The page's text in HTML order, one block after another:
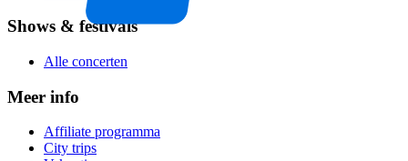
Shows & festivals
Alle concerten
Meer info
Affiliate programma
City trips